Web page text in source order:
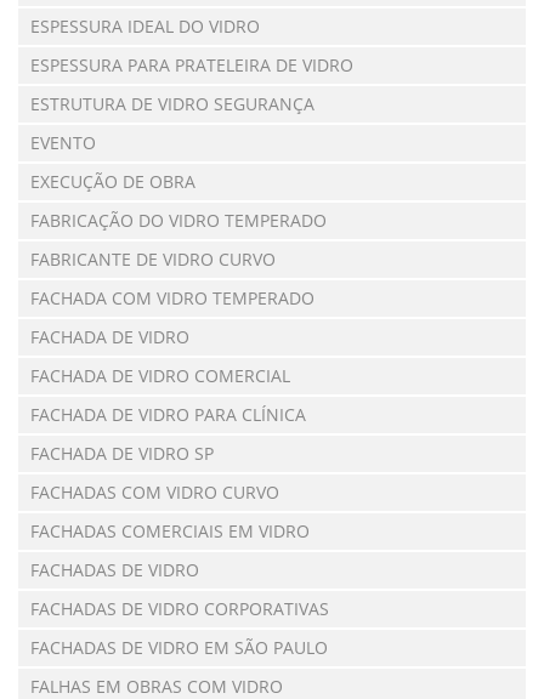
ESPESSURA IDEAL DO VIDRO
ESPESSURA PARA PRATELEIRA DE VIDRO
ESTRUTURA DE VIDRO SEGURANÇA
EVENTO
EXECUÇÃO DE OBRA
FABRICAÇÃO DO VIDRO TEMPERADO
FABRICANTE DE VIDRO CURVO
FACHADA COM VIDRO TEMPERADO
FACHADA DE VIDRO
FACHADA DE VIDRO COMERCIAL
FACHADA DE VIDRO PARA CLÍNICA
FACHADA DE VIDRO SP
FACHADAS COM VIDRO CURVO
FACHADAS COMERCIAIS EM VIDRO
FACHADAS DE VIDRO
FACHADAS DE VIDRO CORPORATIVAS
FACHADAS DE VIDRO EM SÃO PAULO
FALHAS EM OBRAS COM VIDRO